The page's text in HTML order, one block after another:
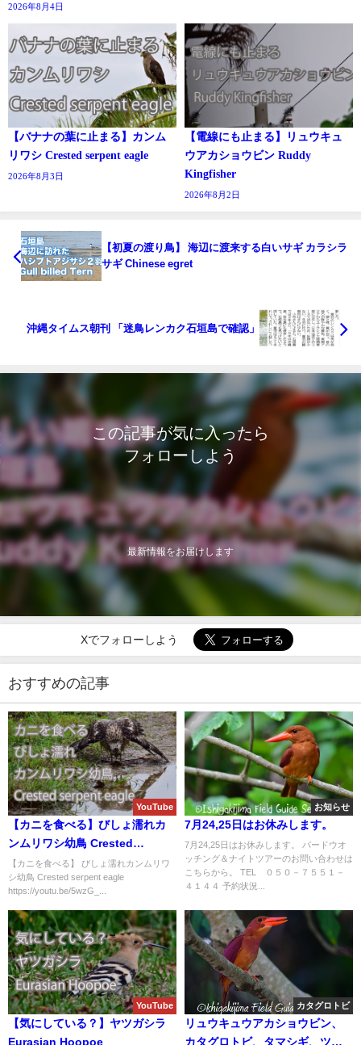
2026年8月4日
【バナナの葉に止まる】カンム
リワシ Crested serpent eagle
2026年8月3日
【電線にも止まる】リュウキュ
ウアカショウビン Ruddy
Kingfisher
2026年8月2日
【初夏の渡り鳥】 海辺に渡来する白いサギ カラシラ
サギ Chinese egret
沖縄タイムス朝刊 「迷鳥レンカク石垣島で確認」
この記事が気に入ったら
フォローしよう
最新情報をお届けします
Xでフォローしよう
おすすめの記事
YouTube
【カニを食べる】びしょ濡れカ
ンムリワシ幼鳥 Crested
serpent eagle
【カニを食べる】 びしょ濡れカンムリワ
シ幼鳥 Crested serpent eagle
https://youtu.be/5wzG_...
お知らせ
7月24,25日はお休みします。
7月24,25日はお休みします。 バードウオ
ッチング＆ナイトツアーのお問い合わせは
こちらから。 TEL ０５０－７５５１－
４１４４ 予約状況...
YouTube
【気にしている？】ヤツガシラ
Eurasian Hoopoe
カタグロトビ
リュウキュウアカショウビン、
カタグロトビ、タマシギ、ツバ